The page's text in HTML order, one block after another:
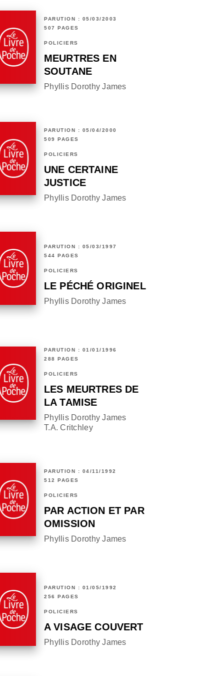
PARUTION : 05/03/2003
507 PAGES
POLICIERS
MEURTRES EN
SOUTANE
Phyllis Dorothy James
PARUTION : 05/04/2000
509 PAGES
POLICIERS
UNE CERTAINE
JUSTICE
Phyllis Dorothy James
PARUTION : 05/03/1997
544 PAGES
POLICIERS
LE PÉCHÉ ORIGINEL
Phyllis Dorothy James
PARUTION : 01/01/1996
288 PAGES
POLICIERS
LES MEURTRES DE
LA TAMISE
Phyllis Dorothy James
T.A. Critchley
PARUTION : 04/11/1992
512 PAGES
POLICIERS
PAR ACTION ET PAR
OMISSION
Phyllis Dorothy James
PARUTION : 01/05/1992
256 PAGES
POLICIERS
A VISAGE COUVERT
Phyllis Dorothy James